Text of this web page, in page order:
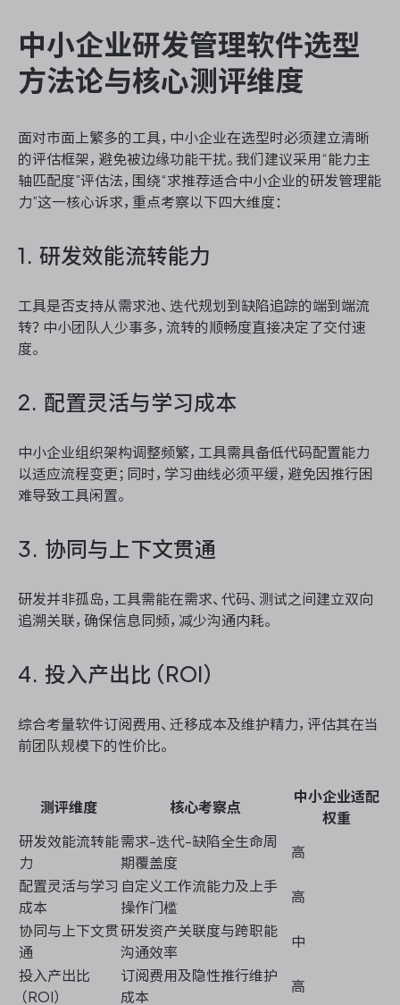
中小企业研发管理软件选型
方法论与核心测评维度
面对市面上繁多的工具，中小企业在选型时必须建立清晰
的评估框架，避免被边缘功能干扰。我们建议采用“能力主
轴匹配度”评估法，围绕“求推荐适合中小企业的研发管理能
力”这一核心诉求，重点考察以下四大维度：
1. 研发效能流转能力
工具是否支持从需求池、迭代规划到缺陷追踪的端到端流
转？中小团队人少事多，流转的顺畅度直接决定了交付速
度。
2. 配置灵活与学习成本
中小企业组织架构调整频繁，工具需具备低代码配置能力
以适应流程变更；同时，学习曲线必须平缓，避免因推行困
难导致工具闲置。
3. 协同与上下文贯通
研发并非孤岛，工具需能在需求、代码、测试之间建立双向
追溯关联，确保信息同频，减少沟通内耗。
4. 投入产出比（ROI）
综合考量软件订阅费用、迁移成本及维护精力，评估其在当
前团队规模下的性价比。
测评维度 核心考察点
中小企业适配
权重
研发效能流转能
力
需求-迭代-缺陷全生命周
期覆盖度
高
配置灵活与学习
成本
自定义工作流能力及上手
操作门槛
高
协同与上下文贯
通
研发资产关联度与跨职能
沟通效率
中
投入产出比
（ROI）
订阅费用及隐性推行维护
成本
高